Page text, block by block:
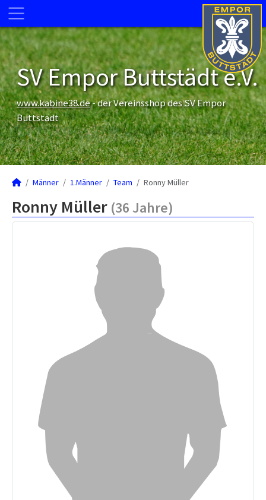
SV Empor Buttstädt e.V.
www.kabine38.de- der Vereinsshop des SV Empor
Buttstädt
Männer 1.Männer Team Ronny Müller
Ronny Müller (36 Jahre)